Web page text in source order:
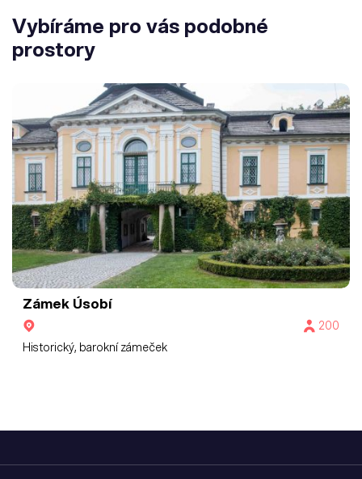
Vybíráme pro vás podobné
prostory
Zámek Úsobí
200
Historický, barokní zámeček